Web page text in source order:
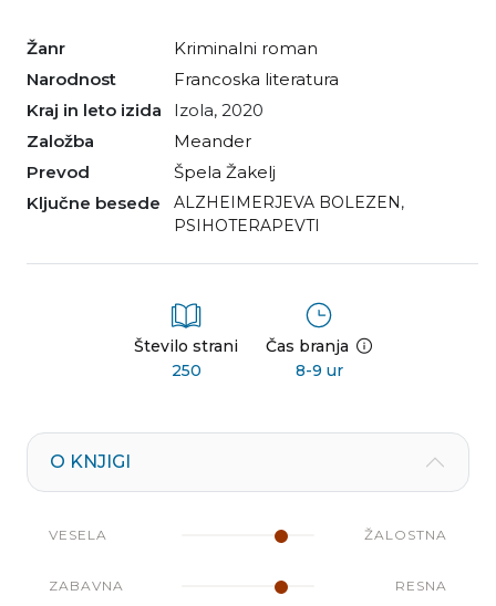
Žanr
kriminalni roman
Narodnost
francoska literatura
Kraj in leto izida
Izola, 2020
Založba
Meander
Prevod
Špela Žakelj
Ključne besede
ALZHEIMERJEVA BOLEZEN,
PSIHOTERAPEVTI
Število strani
250
Čas branja
8-9 ur
O KNJIGI
VESELA ŽALOSTNA
ZABAVNA RESNA